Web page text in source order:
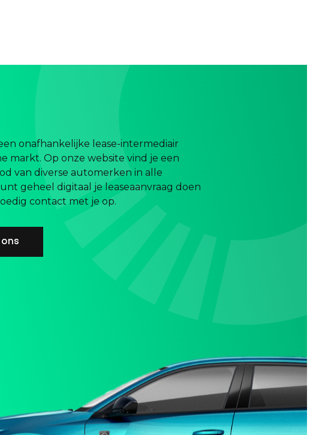
een onafhankelijke lease-intermediair
markt. Op onze website vind je een
van diverse automerken in alle
geheel digitaal je leaseaanvraag doen
contact met je op.